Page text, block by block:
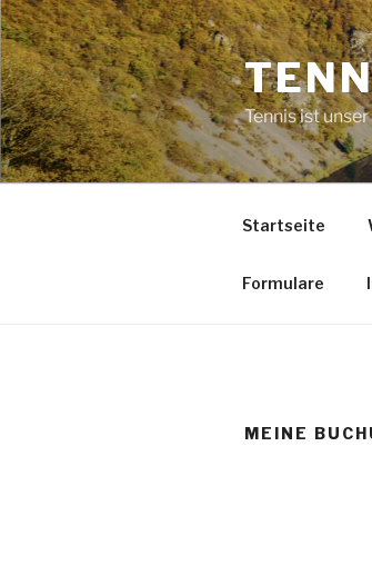
Zum
Inhalt
springen
Tennis ist
Startseite
Formulare
MEINE